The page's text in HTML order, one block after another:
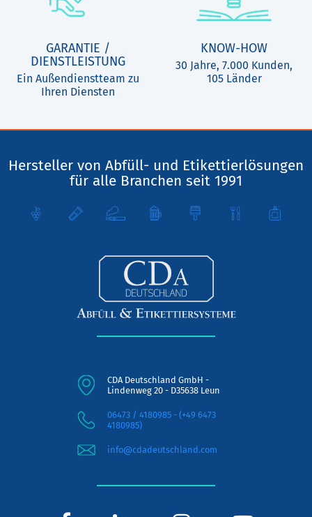
GARANTIE /
DIENSTLEISTUNG
Ein Außendienstteam zu
Ihren Diensten
KNOW-HOW
30 Jahre, 7.000 Kunden,
105 Länder
Hersteller von Abfüll- und Etikettierlösungen
für alle Branchen seit 1991
CDA Deutschland GmbH -
Lindenweg 20 - D35638 Leun
06473 / 4180985 - (+49 6473
4180985)
info@cdadeutschland.com